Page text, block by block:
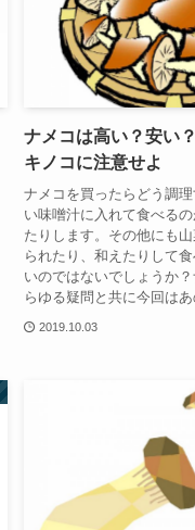
ナメコは高い？安い
キノコに注意せよ
ナメコを買ったらどう調
い味噌汁に入れて食べる
たりします。その他にも
られたり、和えたりして
いのではないでしょうか
らゆる疑問と共に今回はあ
2019.10.03